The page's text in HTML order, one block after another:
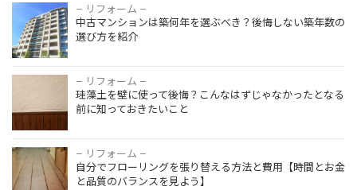
– リフォーム –
中古マンションは築何年を選ぶべき？後悔しない築年数の
選び方を紹介
– リフォーム –
珪藻土を壁に使って後悔？こんなはずじゃなかったとなる
前に知っておきたいこと
– リフォーム –
自分でフローリングを張り替える方法と費用【時間とお金
と品質のバランスを見よう】